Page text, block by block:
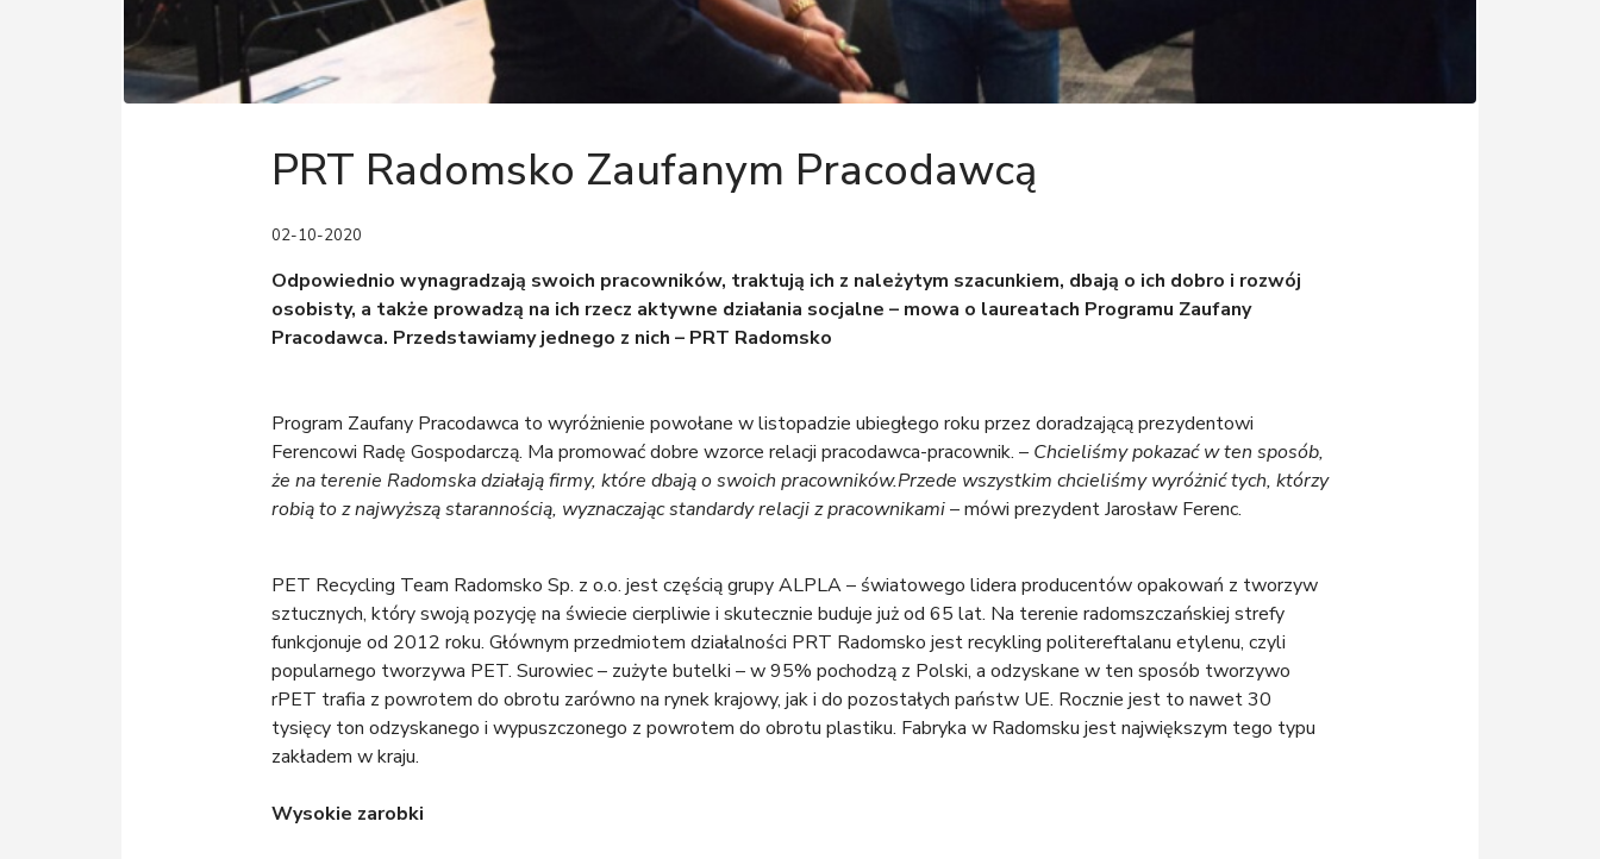
PRT Radomsko Zaufanym Pracodawcą
02-10-2020
Odpowiednio wynagradzają swoich pracowników, traktują ich z należytym szacunkiem, dbają o ich dobro i rozwój
osobisty, a także prowadzą na ich rzecz aktywne działania socjalne – mowa o laureatach Programu Zaufany
Pracodawca. Przedstawiamy jednego z nich – PRT Radomsko
Program Zaufany Pracodawca to wyróżnienie powołane w listopadzie ubiegłego roku przez doradzającą prezydentowi
Ferencowi Radę Gospodarczą. Ma promować dobre wzorce relacji pracodawca-pracownik. – Chcieliśmy pokazać w ten sposób,
że na terenie Radomska działają firmy, które dbają o swoich pracowników.Przede wszystkim chcieliśmy wyróżnić tych, którzy
robią to z najwyższą starannością, wyznaczając standardy relacji z pracownikami– mówi prezydent Jarosław Ferenc.
PET Recycling Team Radomsko Sp. z o.o. jest częścią grupy ALPLA – światowego lidera producentów opakowań z tworzyw
sztucznych, który swoją pozycję na świecie cierpliwie i skutecznie buduje już od 65 lat. Na terenie radomszczańskiej strefy
funkcjonuje od 2012 roku. Głównym przedmiotem działalności PRT Radomsko jest recykling politereftalanu etylenu, czyli
popularnego tworzywa PET. Surowiec – zużyte butelki – w 95% pochodzą z Polski, a odzyskane w ten sposób tworzywo
rPET trafia z powrotem do obrotu zarówno na rynek krajowy, jak i do pozostałych państw UE. Rocznie jest to nawet 30
tysięcy ton odzyskanego i wypuszczonego z powrotem do obrotu plastiku. Fabryka w Radomsku jest największym tego typu
zakładem w kraju.
Wysokie zarobki